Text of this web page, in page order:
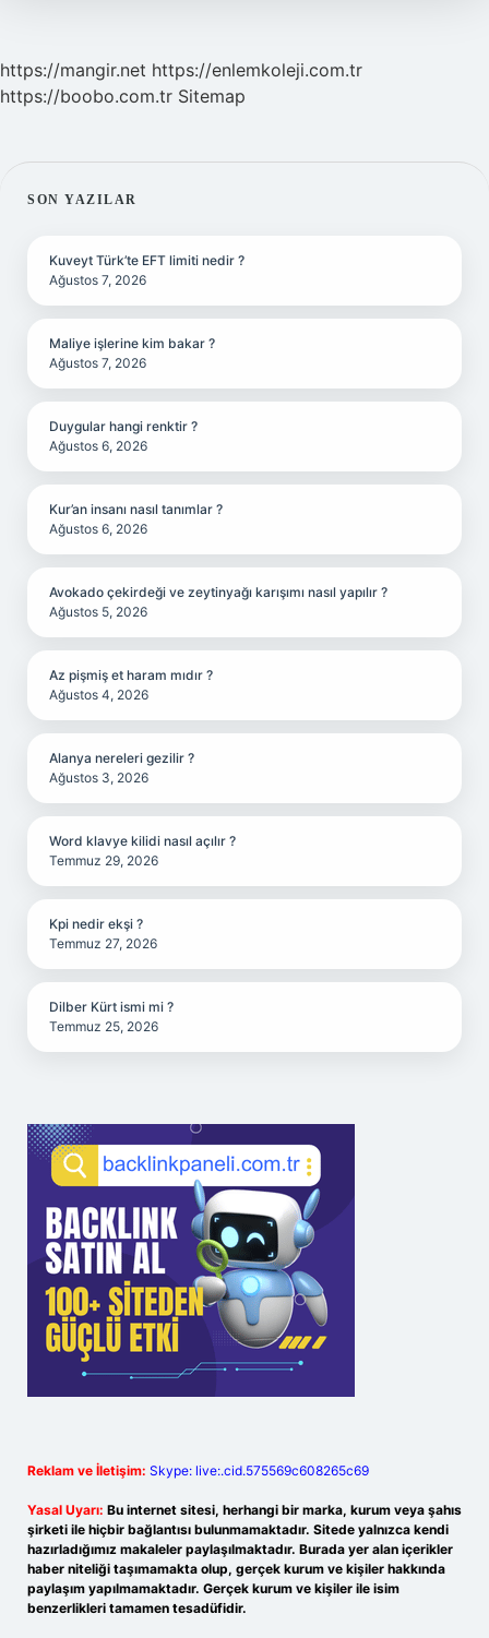
https://mangir.net https://enlemkoleji.com.tr
https://boobo.com.tr Sitemap
SIDEBAR
SON YAZILAR
Kuveyt Türk’te EFT limiti nedir ?
Ağustos 7, 2026
Maliye işlerine kim bakar ?
Ağustos 7, 2026
Duygular hangi renktir ?
Ağustos 6, 2026
Kur’an insanı nasıl tanımlar ?
Ağustos 6, 2026
Avokado çekirdeği ve zeytinyağı karışımı nasıl yapılır ?
Ağustos 5, 2026
Az pişmiş et haram mıdır ?
Ağustos 4, 2026
Alanya nereleri gezilir ?
Ağustos 3, 2026
Word klavye kilidi nasıl açılır ?
Temmuz 29, 2026
Kpi nedir ekşi ?
Temmuz 27, 2026
Dilber Kürt ismi mi ?
Temmuz 25, 2026
Reklam ve İletişim: Skype: live:.cid.575569c608265c69
Yasal Uyarı: Bu internet sitesi, herhangi bir marka, kurum veya şahıs
şirketi ile hiçbir bağlantısı bulunmamaktadır. Sitede yalnızca kendi
hazırladığımız makaleler paylaşılmaktadır. Burada yer alan içerikler
haber niteliği taşımamakta olup, gerçek kurum ve kişiler hakkında
paylaşım yapılmamaktadır. Gerçek kurum ve kişiler ile isim
benzerlikleri tamamen tesadüfidir.